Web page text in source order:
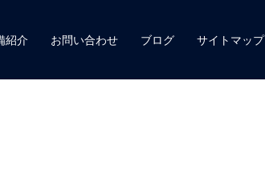
紹介 お問い合わせ ブログ サイトマップ